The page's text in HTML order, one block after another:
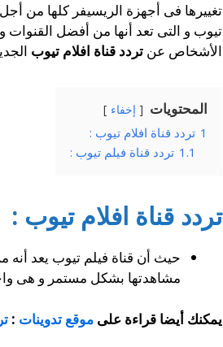
تغييرها فى أجهزة الريسيفر كلها من
تيوب و التى تعد أنها من أفضل القنوات
الأشخاص عن تردد قناة افلام تيوب
المحتويات إخفاء
1 تردد قناة افلام تيوب :
1.1 تردد قناة فيلم تيوب :
تردد قناة افلام تيوب :
حيث أن قناة فيلم تيوب يعد
مشاهدتها بشكل مستمر و هى
يمكنك أيضا قراءة على موقع تدوينات :